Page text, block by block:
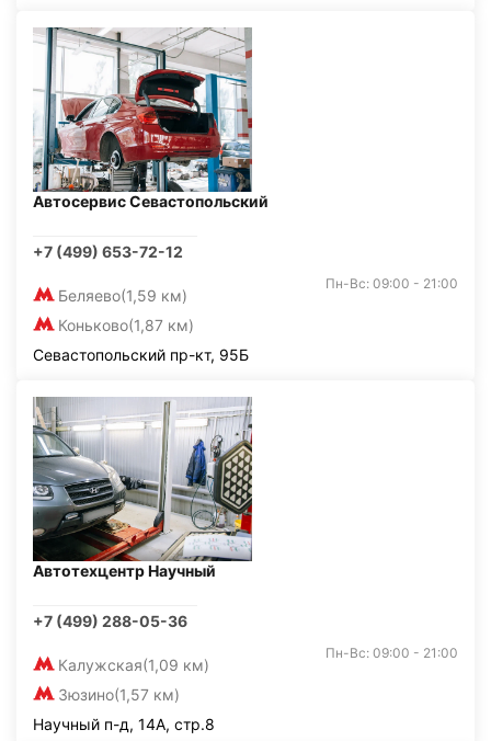
Автосервис Севастопольский
+7 (499) 653-72-12
Беляево(1,59 км)
Коньково(1,87 км)
Пн-Вс: 09:00 - 21:00
Севастопольский пр-кт, 95Б
Автотехцентр Научный
+7 (499) 288-05-36
Калужская(1,09 км)
Зюзино(1,57 км)
Пн-Вс: 09:00 - 21:00
Научный п-д, 14А, стр.8